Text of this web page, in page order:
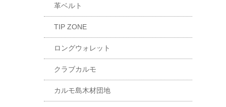
革ベルト
TIP ZONE
ロングウォレット
クラブカルモ
カルモ島木材団地